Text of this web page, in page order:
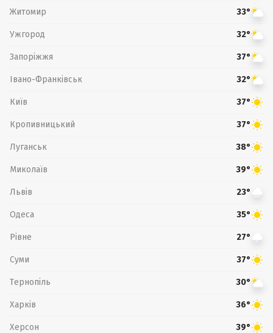
Житомир 33°
Ужгород 32°
Запоріжжя 37°
Івано-Франківськ 32°
Київ 37°
Кропивницький 37°
Луганськ 38°
Миколаїв 39°
Львів 23°
Одеса 35°
Рівне 27°
Суми 37°
Тернопіль 30°
Харків 36°
Херсон 39°